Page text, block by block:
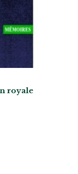
royale